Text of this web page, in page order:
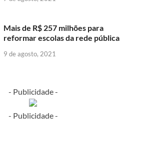
Mais de R$ 257 milhões para
reformar escolas da rede pública
9 de agosto, 2021
- Publicidade -
- Publicidade -